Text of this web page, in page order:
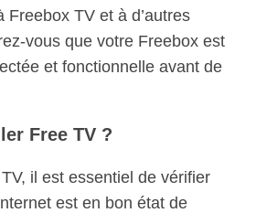
Freebox TV et à d’autres
vous que votre Freebox est
et fonctionnelle avant de
Free TV ?
il est essentiel de vérifier
est en bon état de